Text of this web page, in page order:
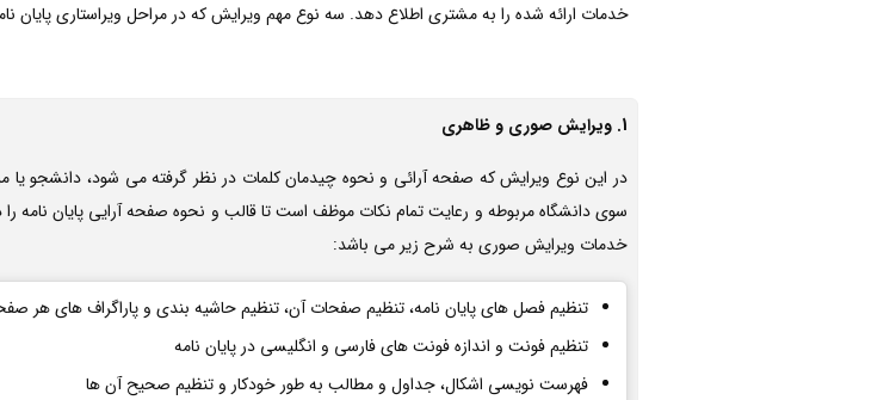
خدمات ارائه شده را به مشتری اطلاع دهد. سه نوع مهم ویرایش که در مراحل ویراستاری پایان
1. ویرایش صوری و ظاهری
در این نوع ویرایش که صفحه آرائی و نحوه چیدمان کلمات در نظر گرفته می شود، دانشجو یا
سوی دانشگاه مربوطه و رعایت تمام نکات موظف است تا قالب و نحوه صفحه آرایی پایان نامه
خدمات ویرایش صوری به شرح زیر می باشد:
تنظیم فصل های پایان نامه، تنظیم صفحات آن، تنظیم حاشیه بندی و پاراگراف های هر
تنظیم فونت و اندازه فونت های فارسی و انگلیسی در پایان نامه
فهرست نویسی اشکال، جداول و مطالب به طور خودکار و تنظیم صحیح آن ها